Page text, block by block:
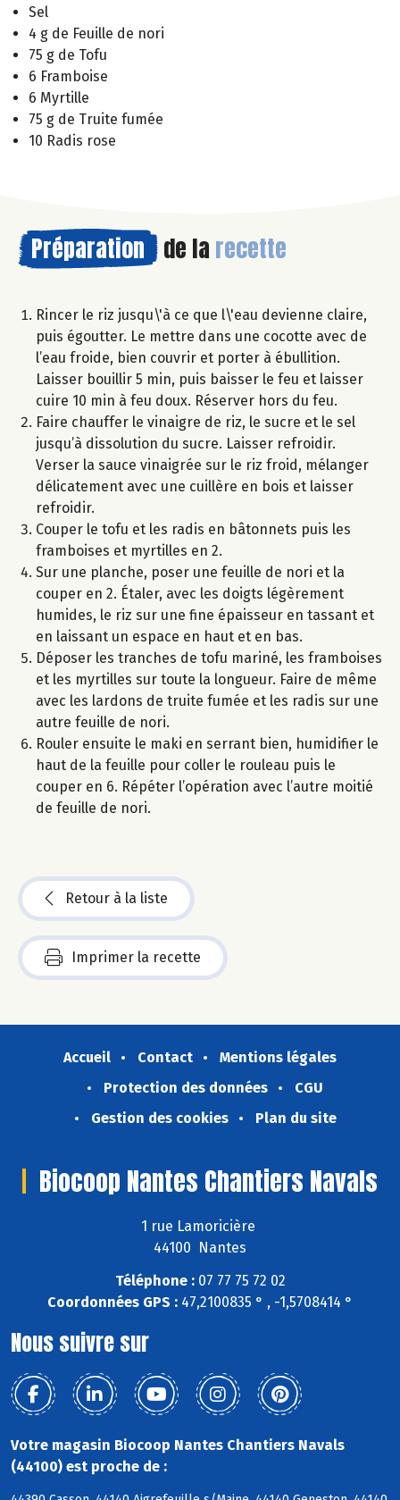
Sel
4 g de Feuille de nori
75 g de Tofu
6 Framboise
6 Myrtille
75 g de Truite fumée
10 Radis rose
Préparation de la recette
Rincer le riz jusqu\'à ce que l\'eau devienne claire,
puis égoutter. Le mettre dans une cocotte avec de
l’eau froide, bien couvrir et porter à ébullition.
Laisser bouillir 5 min, puis baisser le feu et laisser
cuire 10 min à feu doux. Réserver hors du feu.
Faire chauffer le vinaigre de riz, le sucre et le sel
jusqu’à dissolution du sucre. Laisser refroidir.
Verser la sauce vinaigrée sur le riz froid, mélanger
délicatement avec une cuillère en bois et laisser
refroidir.
Couper le tofu et les radis en bâtonnets puis les
framboises et myrtilles en 2.
Sur une planche, poser une feuille de nori et la
couper en 2. Étaler, avec les doigts légèrement
humides, le riz sur une fine épaisseur en tassant et
en laissant un espace en haut et en bas.
Déposer les tranches de tofu mariné, les framboises
et les myrtilles sur toute la longueur. Faire de même
avec les lardons de truite fumée et les radis sur une
autre feuille de nori.
Rouler ensuite le maki en serrant bien, humidifier le
haut de la feuille pour coller le rouleau puis le
couper en 6. Répéter l’opération avec l’autre moitié
de feuille de nori.
Retour à la liste
Imprimer la recette
Accueil Contact
Mentions légales
Protection des données
CGU
Gestion des cookies
Plan du site
Biocoop Nantes Chantiers Navals
1 rue Lamoricière
44100 Nantes
Téléphone :07 77 75 72 02
Coordonnées GPS : 47,2100835 ° , -1,5708414 °
Nous suivre sur
Votre magasin Biocoop Nantes Chantiers Navals
(44100) est proche de :